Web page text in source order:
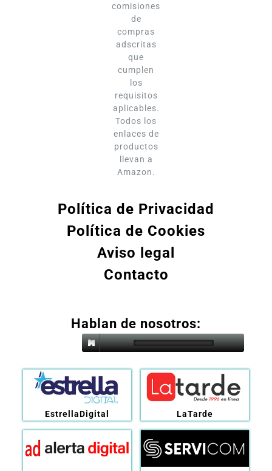
comisiones
de
compras
adscritas
que
cumplen
los
requisitos
aplicables.
Todos los
enlaces de
productos
llevan a
Amazon.
Política de Privacidad
Política de Cookies
Aviso legal
Contacto
Hablan de nosotros:
EstrellaDigital LaTarde